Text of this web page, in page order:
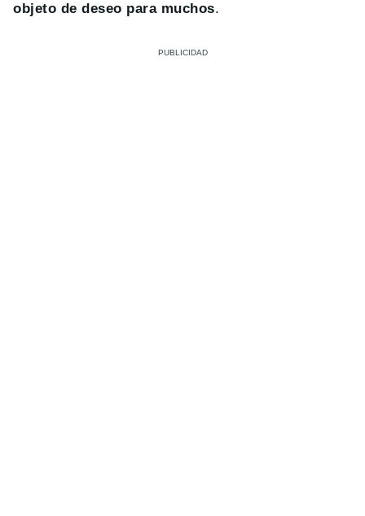
objeto de deseo para muchos.